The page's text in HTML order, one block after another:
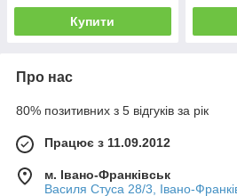
Купити
Про нас
80% позитивних з 5 відгуків за рік
Працює з 11.09.2012
м. Івано-Франківськ
Василя Стуса 28/3, Івано-